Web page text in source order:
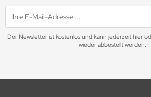
Der Newsletter ist kostenlos und kann jederzeit hier
wieder abbestellt werden.